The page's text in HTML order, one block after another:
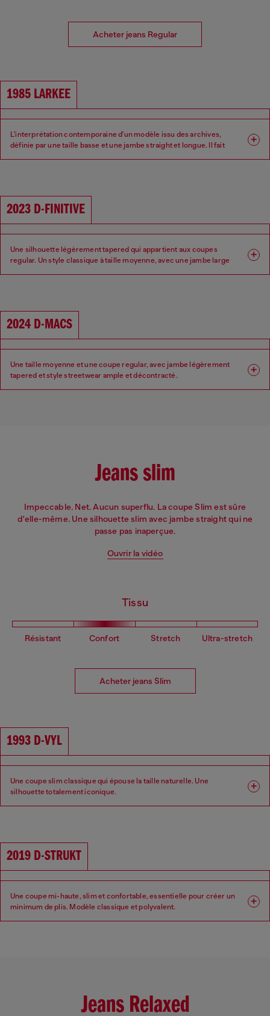
Acheter jeans Regular
1985 LARKEE
L'interprétation contemporaine d'un modèle issu des archives,
définie par une taille basse et une jambe straight et longue. Il fait
Taille : Basse
2023 D-FINITIVE
Une silhouette légèrement tapered qui appartient aux coupes
regular. Un style classique à taille moyenne, avec une jambe large
Taille : Moyenne
2024 D-MACS
Une taille moyenne et une coupe regular, avec jambe légèrement
tapered et style streetwear ample et décontracté.
Jeans slim
Impeccable. Net. Aucun superflu. La coupe Slim est sûre
d'elle-même. Une silhouette slim avec jambe straight qui ne
passe pas inaperçue.
Ouvrir la vidéo
Tissu
Résistant Confort Stretch Ultra-stretch
Acheter jeans Slim
1993 D-VYL
Une coupe slim classique qui épouse la taille naturelle. Une
silhouette totalement iconique.
Taille : Moyenne
2019 D-STRUKT
Une coupe mi-haute, slim et confortable, essentielle pour créer un
minimum de plis. Modèle classique et polyvalent.
Jeans Relaxed